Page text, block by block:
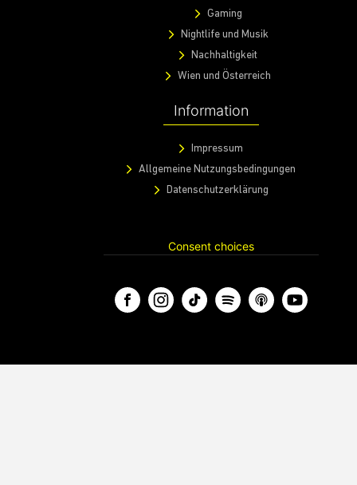
Gaming
Nightlife und Musik
Nachhaltigkeit
Wien und Österreich
Information
Impressum
Allgemeine Nutzungsbedingungen
Datenschutzerklärung
Consent choices